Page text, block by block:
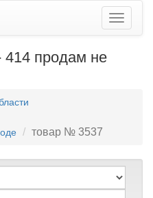
414 продам не
товар № 3537